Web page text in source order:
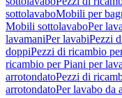
sottolavaboMobili per
Mobili sottolavaboPer
lavamaniPer lavabiPezzi
doppiPezzi di ricambio
ricambio per Piani per
arrotondatoPezzi di
arrotondatoPer lavabo da